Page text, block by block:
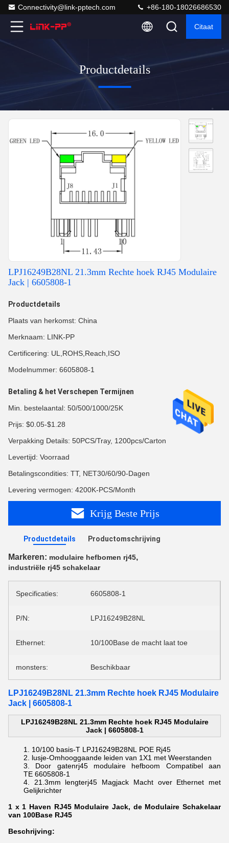
Connectivity@link-pptech.com +86-180-18026686530
Citaat
Productdetails
LPJ16249B28NL 21.3mm Rechte hoek RJ45 Modulaire
Jack | 6605808-1
Productdetails
Plaats van herkomst: China
Merknaam: LINK-PP
Certificering: UL,ROHS,Reach,ISO
Modelnummer: 6605808-1
Betaling & het Verschepen Termijnen
Min. bestelaantal: 50/500/1000/25K
Prijs: $0.05-$1.28
Verpakking Details: 50PCS/Tray, 1200pcs/Carton
Levertijd: Voorraad
Betalingscondities: TT, NET30/60/90-Dagen
Levering vermogen: 4200K-PCS/Month
Krijg Beste Prijs
Productdetails Productomschrijving
Markeren: modulaire hefbomen rj45,
industriële rj45 schakelaar
Specificaties: 6605808-1
P/N: LPJ16249B28NL
Ethernet: 10/100Base de macht laat toe
monsters: Beschikbaar
LPJ16249B28NL 21.3mm Rechte hoek RJ45 Modulaire
Jack | 6605808-1
LPJ16249B28NL 21.3mm Rechte hoek RJ45 Modulaire
Jack | 6605808-1
10/100 basis-T LPJ16249B28NL POE Rj45
lusje-Omhooggaande leiden van 1X1 met Weerstanden
Door gatenrj45 modulaire hefboom Compatibel aan
TE 6605808-1
21.3mm lengterj45 Magjack Macht over Ethernet met
Gelijkrichter
1 x 1 Haven RJ45 Modulaire Jack, de Modulaire Schakelaar
van 100Base RJ45
Beschrijving: